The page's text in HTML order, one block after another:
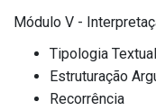
Módulo V -
Tipologia Textual
Estruturação
Recorrência